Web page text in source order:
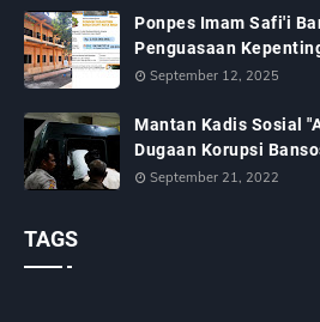
Ponpes Imam Safi'i
Penguasaan
September 12, 2025
Mantan Kadis Sosial
Dugaan Korupsi
September 21, 2022
TAGS